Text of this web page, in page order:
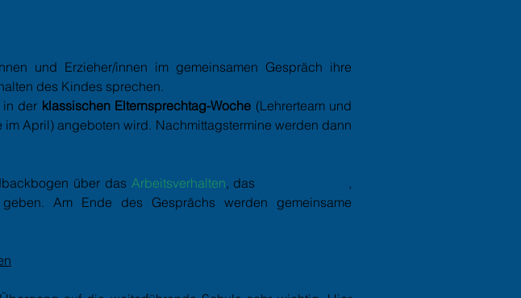
und Erzieher/innen im gemeinsamen Gespräch ihre
des Kindes sprechen.
der klassischen Elternsprechtag-Woche (Lehrerteam und
April) angeboten wird. Nachmittagstermine werden dann
über das Arbeitsverhalten, das
,
Am Ende des Gesprächs werden gemeinsame